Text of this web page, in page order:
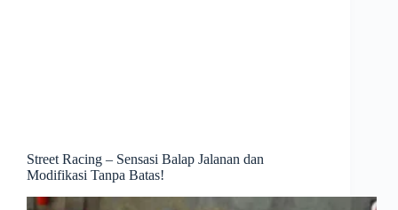
Street Racing – Sensasi Balap Jalanan dan
Modifikasi Tanpa Batas!